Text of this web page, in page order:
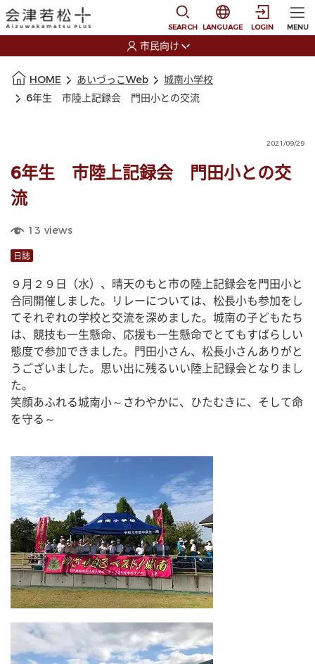
SEARCH
選択すると言語の切
LANGUAGE LOGIN MENU
市民向け
HOME あいづっこWeb
城南小学校
6年生 市陸上記録会 門田小との交流
2021/09/29
6年生 市陸上記録会 門田小との交
流
13 views
日誌
９月２９日（水）、晴天のもと市の陸上記録会を門田小と
合同開催しました。リレーについては、松長小も参加をし
てそれぞれの学校と交流を深めました。城南の子どもたち
は、競技も一生懸命、応援も一生懸命でとてもすばらしい
態度で参加できました。門田小さん、松長小さんありがと
うございました。思い出に残るいい陸上記録会となりまし
た。
笑顔あふれる城南小～さわやかに、ひたむきに、そして命
を守る～